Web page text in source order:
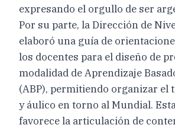
expresando el orgullo de ser
Por su parte, la Dirección de
elaboró una guía de
los docentes para el diseño de
modalidad de Aprendizaje
(ABP), permitiendo organizar el
y áulico en torno al Mundial.
favorece la articulación de